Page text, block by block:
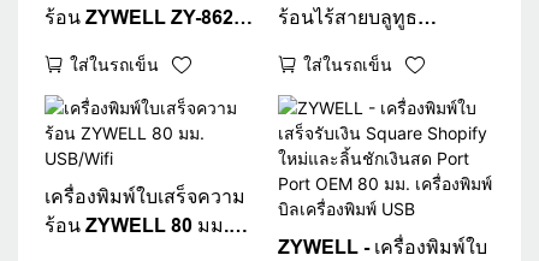
ร้อน ZYWELL ZY-862
สำหรับระบบ POS
ใส่ในรถเข็น
ร้อนไร้สายบลูทูธ
เครื่องพิมพ์ POS
ความเร็วสูง OEM
ใส่ในรถเข็น
เครื่องพิมพ์ใบเสร็จความ
ร้อน ZYWELL 80 มม.
ZYWELL - เครื่องพิมพ์ใบ